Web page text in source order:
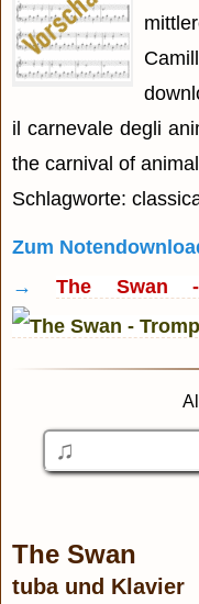
il carnevale degli
the carnival of
Schlagworte:
Zum
→The Swan
The Swan
tuba und Klavier